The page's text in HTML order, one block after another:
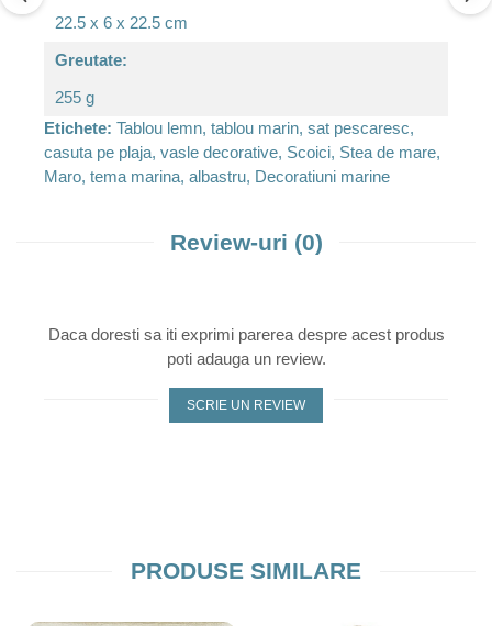
22.5 x 6 x 22.5 cm
Greutate:
255 g
Etichete: Tablou lemn, tablou marin, sat pescaresc,
casuta pe plaja, vasle decorative, Scoici, Stea de mare,
Maro, tema marina, albastru, Decoratiuni marine
Review-uri (0)
Daca doresti sa iti exprimi parerea despre acest produs
poti adauga un review.
SCRIE UN REVIEW
PRODUSE SIMILARE